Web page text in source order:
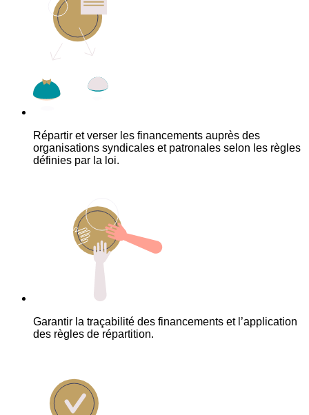
Répartir et verser les financements auprès des
organisations syndicales et patronales selon les règles
définies par la loi.
Garantir la traçabilité des financements et l’application
des règles de répartition.